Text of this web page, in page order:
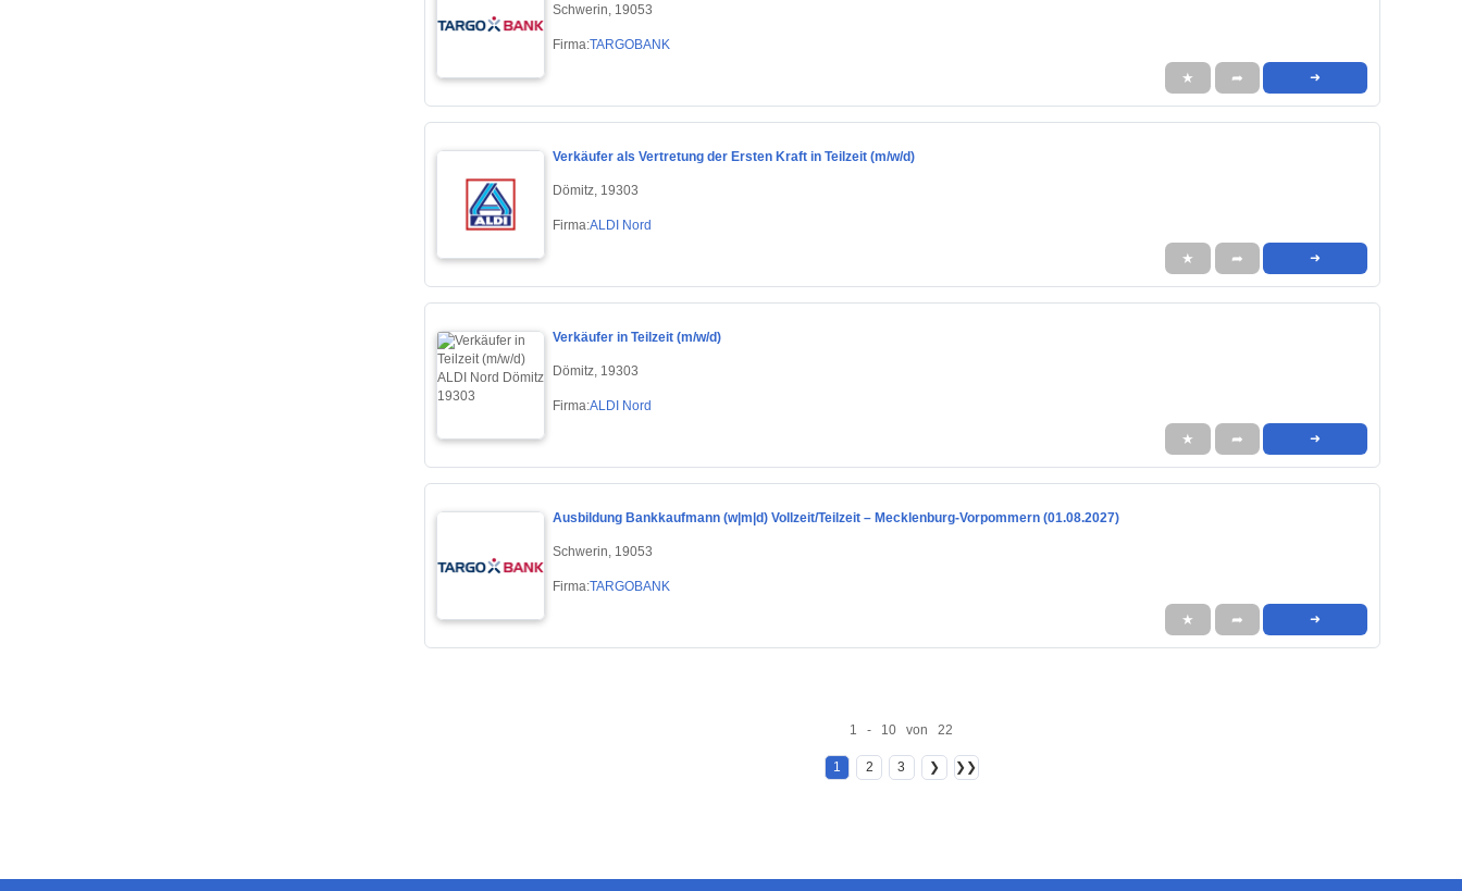
Schwerin, 19053
Firma:TARGOBANK
★ ➦ ➜
Verkäufer als Vertretung der Ersten Kraft in Teilzeit (m/w/d)
Dömitz, 19303
Firma:ALDI Nord
★ ➦ ➜
Verkäufer in Teilzeit (m/w/d)
Dömitz, 19303
Firma:ALDI Nord
★ ➦ ➜
Ausbildung Bankkaufmann (w|m|d) Vollzeit/Teilzeit – Mecklenburg-Vorpommern (01.08.2027)
Schwerin, 19053
Firma:TARGOBANK
★ ➦ ➜
1 - 10 von 22
1 2 3 ❯ ❯❯